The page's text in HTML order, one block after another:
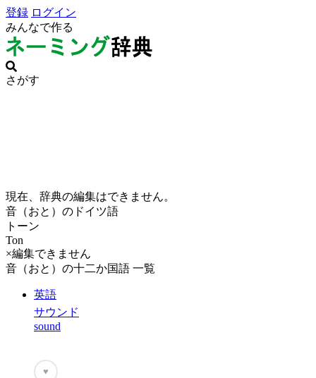
登録 ログイン
みんなで作る
さがす
現在、辞典の編集はできません。
音（おと）のドイツ語
トーン
Ton
×編集できません
音（おと）の十二か国語 一覧
英語
サウンド
sound
♥